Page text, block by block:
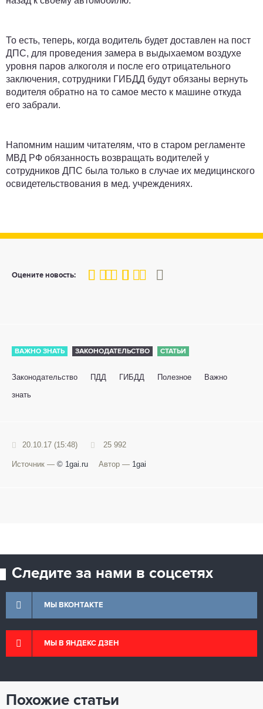
То есть, теперь, когда водитель будет доставлен на пост
ДПС, для проведения замера в выдыхаемом воздухе
уровня паров алкоголя и после его отрицательного
заключения, сотрудники ГИБДД будут обязаны вернуть
водителя обратно на то самое место к машине откуда
его забрали.
Напомним нашим читателям, что в старом регламенте
МВД РФ обязанность возвращать водителей у
сотрудников ДПС была только в случае их медицинского
освидетельствования в мед. учреждениях.
Оцените новость:
80
1 2 3 4 5
ВАЖНО ЗНАТЬ ЗАКОНОДАТЕЛЬСТВО СТАТЬИ
Законодательство ПДД ГИБДД Полезное
Важно
знать
20.10.17 (15:48) 25 992
Источник — © 1gai.ru Автор — 1gai
Следите за нами в соцсетях
МЫ ВКОНТАКТЕ
МЫ В ЯНДЕКС ДЗЕН
Похожие статьи